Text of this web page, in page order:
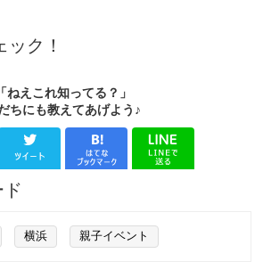
ク！
「ねえこれ知ってる？」
ちにも教えてあげよう♪
横浜 親子イベント